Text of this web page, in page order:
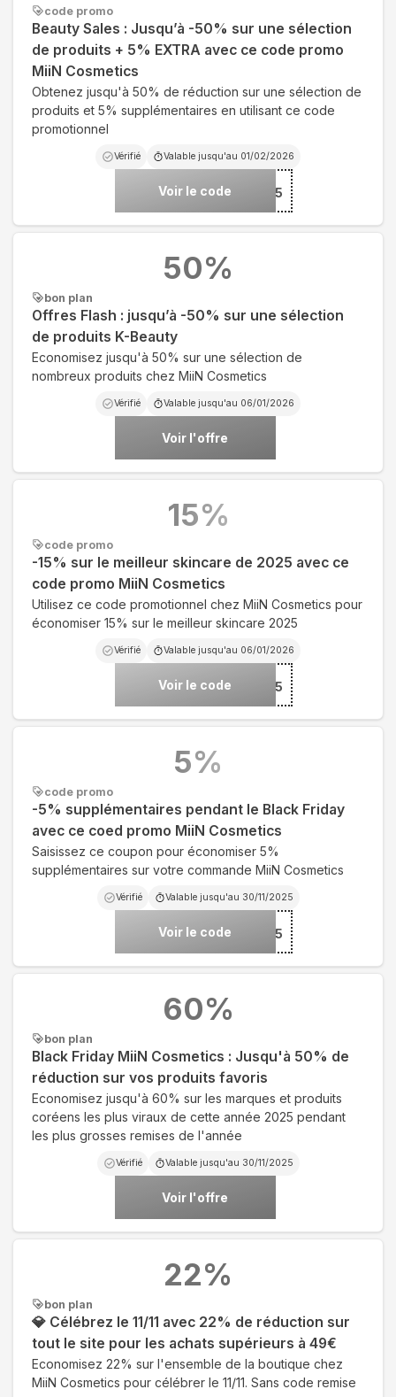
code promo
Beauty Sales : Jusqu’à -50% sur une sélection
de produits + 5% EXTRA avec ce code promo
MiiN Cosmetics
Obtenez jusqu'à 50% de réduction sur une sélection de
produits et 5% supplémentaires en utilisant ce code
promotionnel
Vérifié Valable jusqu'au 01/02/2026
Voir le code***UTY5
bon plan
Offres Flash : jusqu’à -50% sur une sélection
de produits K-Beauty
Economisez jusqu'à 50% sur une sélection de
nombreux produits chez MiiN Cosmetics
Vérifié Valable jusqu'au 06/01/2026
Voir l'offre
50%
code promo
-15% sur le meilleur skincare de 2025 avec ce
code promo MiiN Cosmetics
Utilisez ce code promotionnel chez MiiN Cosmetics pour
économiser 15% sur le meilleur skincare 2025
Vérifié Valable jusqu'au 06/01/2026
Voir le code ***T15
15%
code promo
-5% supplémentaires pendant le Black Friday
avec ce coed promo MiiN Cosmetics
Saisissez ce coupon pour économiser 5%
supplémentaires sur votre commande MiiN Cosmetics
Vérifié Valable jusqu'au 30/11/2025
Voir le code ***CK5
5%
bon plan
Black Friday MiiN Cosmetics : Jusqu'à 50% de
réduction sur vos produits favoris
Economisez jusqu'à 60% sur les marques et produits
coréens les plus viraux de cette année 2025 pendant
les plus grosses remises de l'année
Vérifié Valable jusqu'au 30/11/2025
Voir l'offre
60%
bon plan
💎 Célébrez le 11/11 avec 22% de réduction sur
tout le site pour les achats supérieurs à 49€
Economisez 22% sur l'ensemble de la boutique chez
MiiN Cosmetics pour célébrer le 11/11. Sans code remise
22%